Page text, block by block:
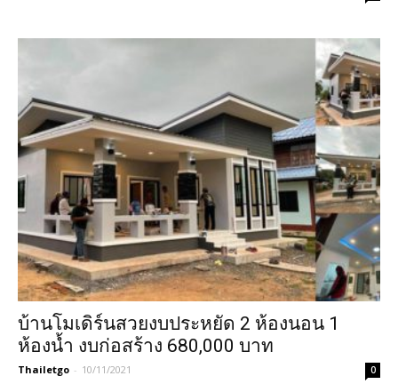
บ้านโมเดิร์นสวยงบประหยัด 2 ห้องนอน 1
ห้องน้ำ งบก่อสร้าง 680,000 บาท
Thailetgo - 10/11/2021 0